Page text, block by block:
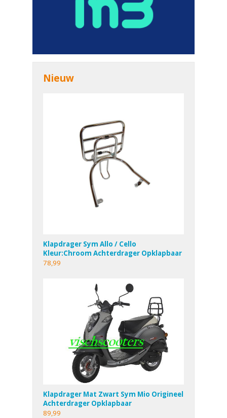
Nieuw
Klapdrager Sym Allo / Cello
Kleur:Chroom Achterdrager Opklapbaar
78,99
Klapdrager Mat Zwart Sym Mio Origineel
Achterdrager Opklapbaar
89,99